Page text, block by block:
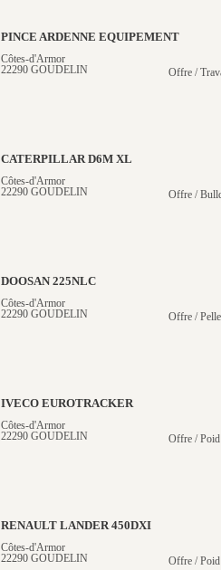
PINCE ARDENNE EQUIPEMENT
Côtes-d'Armor
22290 GOUDELIN
Offre /
CATERPILLAR D6M XL
Côtes-d'Armor
22290 GOUDELIN
Offre /
DOOSAN 225NLC
Côtes-d'Armor
22290 GOUDELIN
Offre /
IVECO EUROTRACKER
Côtes-d'Armor
22290 GOUDELIN
Offre /
RENAULT LANDER 450DXI
Côtes-d'Armor
22290 GOUDELIN
Offre /